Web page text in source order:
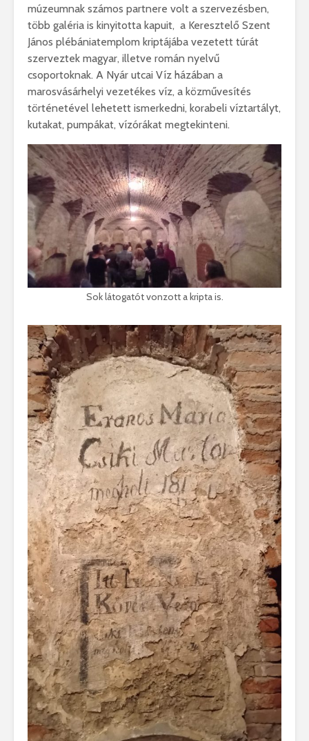
múzeumnak számos partnere volt a szervezésben,
több galéria is kinyitotta kapuit, a Keresztelő Szent
János plébániatemplom kriptájába vezetett túrát
szerveztek magyar, illetve román nyelvű
csoportoknak. A Nyár utcai Víz házában a
marosvásárhelyi vezetékes víz, a közművesítés
történetével lehetett ismerkedni, korabeli víztartályt,
kutakat, pumpákat, vízórákat megtekinteni.
Sok látogatót vonzott a kripta is.